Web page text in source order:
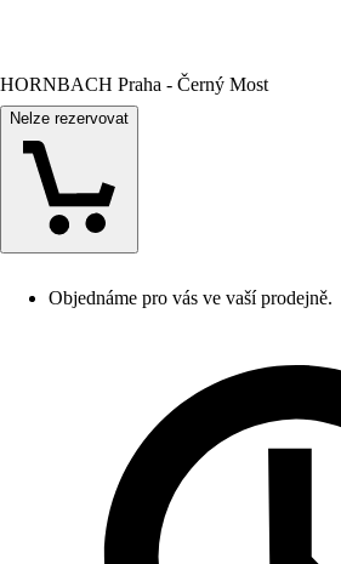
HORNBACH Praha - Černý Most
Nelze rezervovat
Objednáme pro vás ve vaší prodejně.